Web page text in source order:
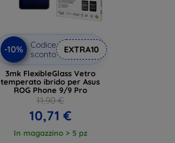
-10%
Codice
sconto
EXTRA10
3mk FlexibleGlass Vetro
temperato ibrido per Asus
ROG Phone 9/9 Pro
11,90 €
10,71 €
In magazzino > 5 pz